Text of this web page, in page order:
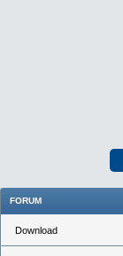
FORUM
Download